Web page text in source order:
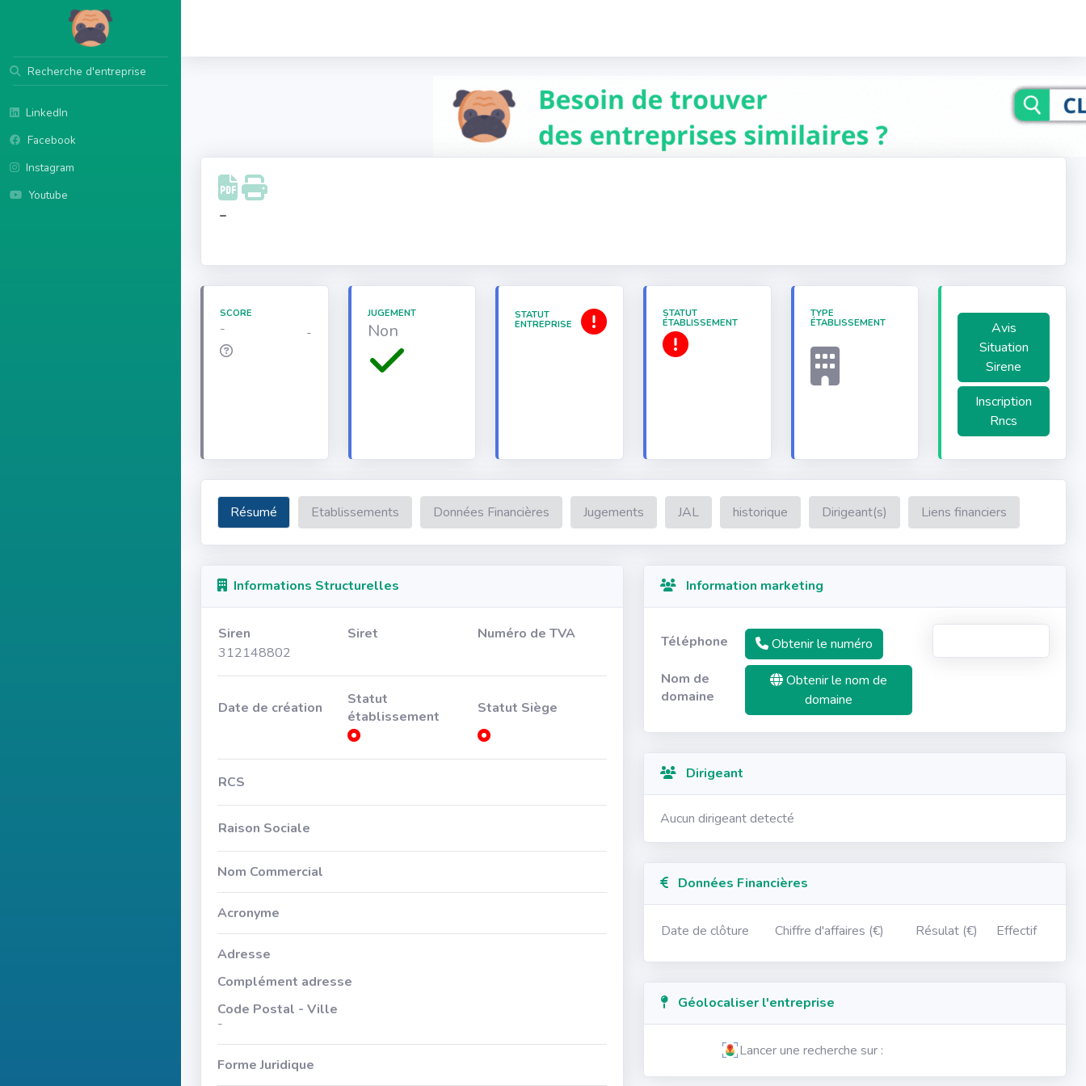
Recherche d'entreprise
LinkedIn
Facebook
Instagram
Youtube
-
SCORE
- -
JUGEMENT
Non
STATUT
ENTREPRISE
STATUT
ÉTABLISSEMENT
TYPE
ÉTABLISSEMENT
Avis
Situation
Sirene
Inscription
Rncs
Résumé Etablissements Données Financières Jugements JAL historique Dirigeant(s) Liens financiers
Informations Structurelles
Siren Siret
Numéro de TVA
312148802
Date de création
Statut
établissement
Statut Siège
RCS
Raison Sociale
Nom Commercial
Acronyme
Adresse
Complément adresse
Code Postal - Ville
-
Forme Juridique
Information marketing
Téléphone
Obtenir le numéro
Nom de
domaine
Obtenir le nom de
domaine
Dirigeant
Aucun dirigeant detecté
Données Financières
Date de clôture Chiffre d'affaires (€) Résulat (€) Effectif
Géolocaliser l'entreprise
Lancer une recherche sur :